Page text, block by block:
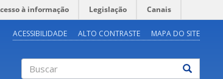
à informação Legislação Canais
ACESSIBILIDADE ALTO CONTRASTE MAPA DO SITE